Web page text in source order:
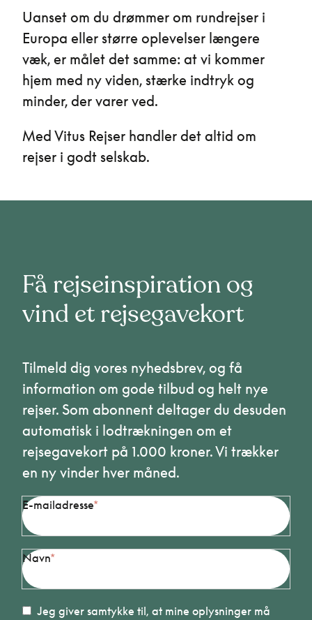
Uanset om du drømmer om rundrejser i
Europa eller større oplevelser længere
væk, er målet det samme: at vi kommer
hjem med ny viden, stærke indtryk og
minder, der varer ved.
Med Vitus Rejser handler det altid om
rejser i godt selskab.
Få rejseinspiration og
vind et rejsegavekort
Tilmeld dig vores nyhedsbrev, og få
information om gode tilbud og helt nye
rejser. Som abonnent deltager du desuden
automatisk i lodtrækningen om et
rejsegavekort på 1.000 kroner. Vi trækker
en ny vinder hver måned.
E-mailadresse
Navn
Jeg giver samtykke til, at mine oplysninger må